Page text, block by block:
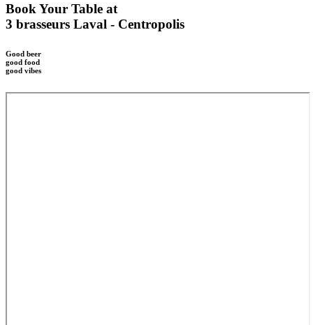
Book Your Table at
3 brasseurs Laval - Centropolis
Good beer
good food
good vibes